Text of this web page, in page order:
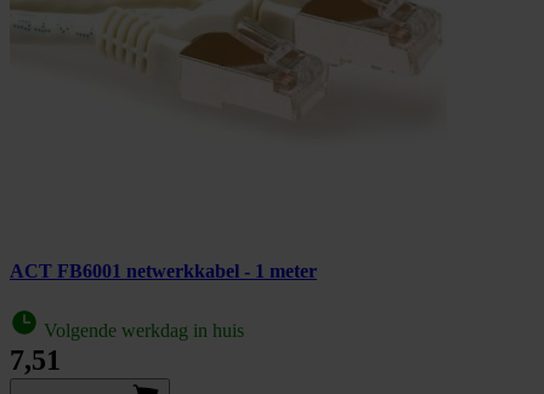
ACT FB6001 netwerkkabel - 1 meter
Volgende werkdag in huis
7,51